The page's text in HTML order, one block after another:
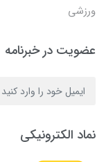
ورزشی
عضویت در خبرنامه
نماد الکترونیکی